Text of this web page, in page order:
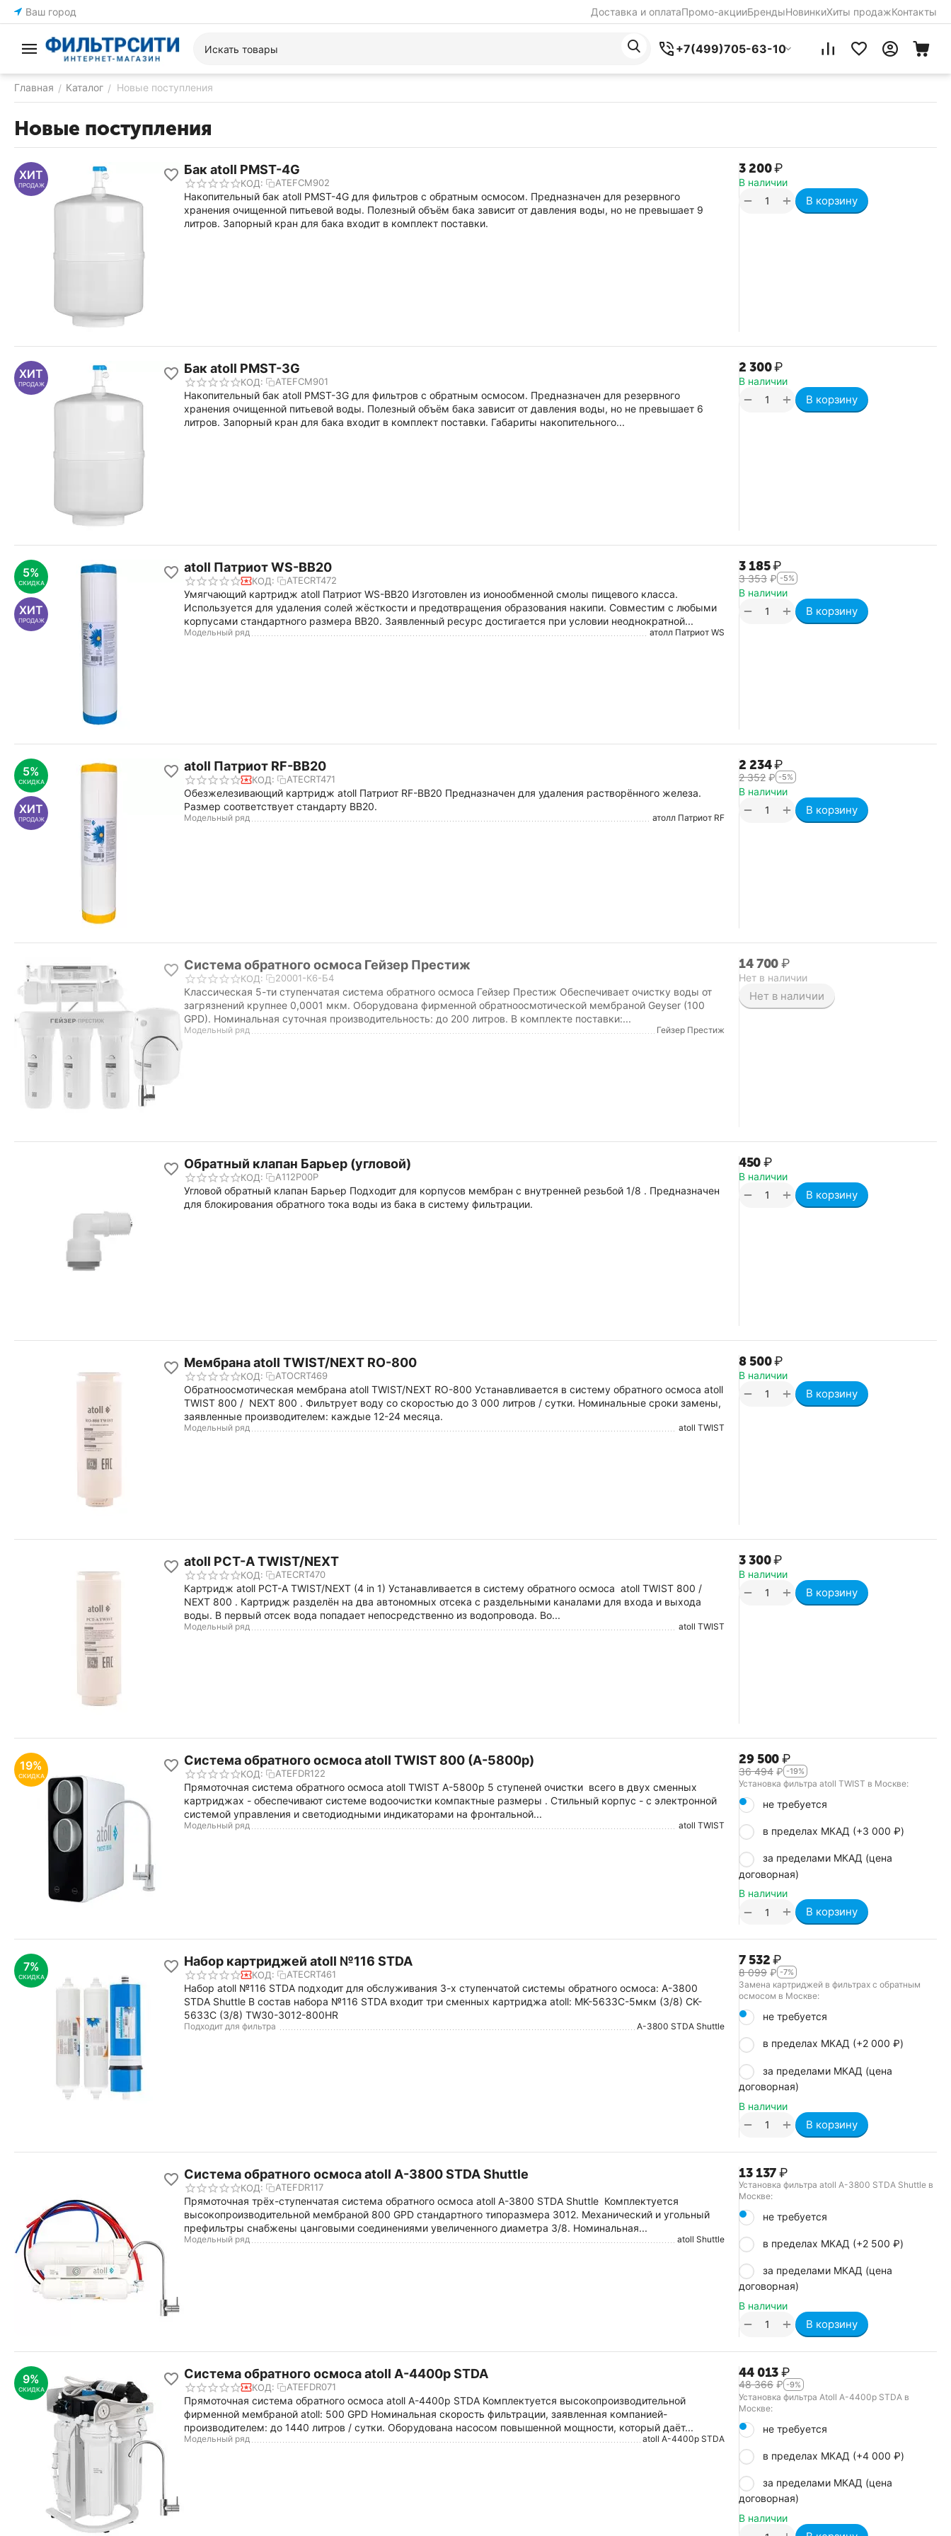
Ваш город Доставка и оплатаПромо-акцииБрендыНовинкиХиты продажКонтакты
+7(499)705-63-10
Главная / Каталог / Новые поступления
Новые поступления
ХИТ
ПРОДАЖ
Бак atoll PMST-4G
КОД: ATEFCM902
Накопительный бак atoll PMST-4G для фильтров с обратным осмосом. Предназначен для резервного
хранения очищенной питьевой воды. Полезный объём бака зависит от давления воды, но не превышает 9
литров. Запорный кран для бака входит в комплект поставки.
3 200₽
В наличии
+
− В корзину
ХИТ
ПРОДАЖ
Бак atoll PMST-3G
КОД: ATEFCM901
Накопительный бак atoll PMST-3G для фильтров с обратным осмосом. Предназначен для резервного
хранения очищенной питьевой воды. Полезный объём бака зависит от давления воды, но не превышает 6
литров. Запорный кран для бака входит в комплект поставки. Габариты накопительного...
2 300₽
В наличии
+
− В корзину
5%
СКИДКА
ХИТ
ПРОДАЖ
atoll Патриот WS-BB20
КОД: ATECRT472
Умягчающий картридж atoll Патриот WS-BB20 Изготовлен из ионообменной смолы пищевого класса.
Используется для удаления солей жёсткости и предотвращения образования накипи. Совместим с любыми
корпусами стандартного размера BB20. Заявленный ресурс достигается при условии неоднократной...
Модельный ряд атолл Патриот WS
3 185₽
3 353 ₽ -5%
В наличии
+
− В корзину
5%
СКИДКА
ХИТ
ПРОДАЖ
atoll Патриот RF-BB20
КОД: ATECRT471
Обезжелезивающий картридж atoll Патриот RF-BB20 Предназначен для удаления растворённого железа.
Размер соответствует стандарту BB20.
Модельный ряд атолл Патриот RF
2 234₽
2 352 ₽ -5%
В наличии
+
− В корзину
Система обратного осмоса Гейзер Престиж
КОД: 20001-К6-Б4
Классическая 5-ти ступенчатая система обратного осмоса Гейзер Престиж Обеспечивает очистку воды от
загрязнений крупнее 0,0001 мкм. Оборудована фирменной обратноосмотической мембраной Geyser (100
GPD). Номинальная суточная производительность: до 200 литров. В комплекте поставки:...
Модельный ряд Гейзер Престиж
14 700₽
Нет в наличии
Нет в наличии
Обратный клапан Барьер (угловой)
КОД: А112Р00Р
Угловой обратный клапан Барьер Подходит для корпусов мембран с внутренней резьбой 1/8 . Предназначен
для блокирования обратного тока воды из бака в систему фильтрации.
‍450‍₽
В наличии
+
− В корзину
Мембрана atoll TWIST/NEXT RO-800
КОД: ATOCRT469
Обратноосмотическая мембрана atoll TWIST/NEXT RO-800 Устанавливается в систему обратного осмоса atoll
TWIST 800 / NEXT 800 . Фильтрует воду со скоростью до 3 000 литров / сутки. Номинальные сроки замены,
заявленные производителем: каждые 12-24 месяца.
Модельный ряд atoll TWIST
8 500₽
В наличии
+
− В корзину
atoll PCT-A TWIST/NEXT
КОД: ATECRT470
Картридж atoll PCT-A TWIST/NEXT (4 in 1) Устанавливается в систему обратного осмоса atoll TWIST 800 /
NEXT 800 . Картридж разделён на два автономных отсека с раздельными каналами для входа и выхода
воды. В первый отсек вода попадает непосредственно из водопровода. Во...
Модельный ряд atoll TWIST
3 300₽
В наличии
+
− В корзину
19%
СКИДКА
Система обратного осмоса atoll TWIST 800 (A-5800p)
КОД: ATEFDR122
Прямоточная система обратного осмоса atoll TWIST A-5800p 5 ступеней очистки всего в двух сменных
картриджах - обеспечивают системе водоочистки компактные размеры . Стильный корпус - с электронной
системой управления и светодиодными индикаторами на фронтальной...
Модельный ряд atoll TWIST
29 500₽
36 494 ₽ -19%
Установка фильтра atoll TWIST в Москве:
не требуется
в пределах МКАД (+3 000 ₽)
за пределами МКАД (цена
договорная)
В наличии
+
− В корзину
7%
СКИДКА
Набор картриджей atoll №116 STDA
КОД: ATECRT461
Набор atoll №116 STDA подходит для обслуживания 3-х ступенчатой системы обратного осмоса: A-3800
STDA Shuttle В состав набора №116 STDA входит три сменных картриджа atoll: MK-5633C-5мкм (3/8) CK-
5633C (3/8) TW30-3012-800HR
Подходит для фильтра A-3800 STDA Shuttle
7 532₽
8 099 ₽ -7%
Замена картриджей в фильтрах с обратным
осмосом в Москве:
не требуется
в пределах МКАД (+2 000 ₽)
за пределами МКАД (цена
договорная)
В наличии
+
− В корзину
Система обратного осмоса atoll A-3800 STDA Shuttle
КОД: ATEFDR117
Прямоточная трёх-ступенчатая система обратного осмоса atoll A-3800 STDA Shuttle Комплектуется
высокопроизводительной мембраной 800 GPD стандартного типоразмера 3012. Механический и угольный
префильтры снабжены цанговыми соединениями увеличенного диаметра 3/8. Номинальная...
Модельный ряд atoll Shuttle
13 137₽
Установка фильтра atoll A-3800 STDA Shuttle в
Москве:
не требуется
в пределах МКАД (+2 500 ₽)
за пределами МКАД (цена
договорная)
В наличии
+
− В корзину
9%
СКИДКА
Система обратного осмоса atoll A-4400p STDA
КОД: ATEFDR071
Прямоточная система обратного осмоса atoll A-4400p STDA Комплектуется высокопроизводительной
фирменной мембраной atoll: 500 GPD Номинальная скорость фильтрации, заявленная компанией-
производителем: до 1440 литров / сутки. Оборудована насосом повышенной мощности, который даёт...
Модельный ряд atoll A-4400p STDA
44 013₽
48 366 ₽ -9%
Установка фильтра Atoll A-4400p STDA в
Москве:
не требуется
в пределах МКАД (+4 000 ₽)
за пределами МКАД (цена
договорная)
В наличии